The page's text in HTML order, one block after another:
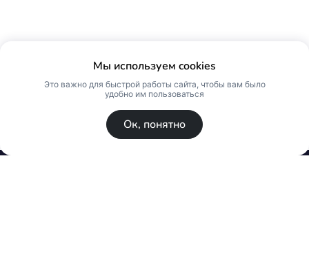
Мы используем cookies
Это важно для быстрой работы сайта, чтобы вам было
удобно им пользоваться
Ок, понятно